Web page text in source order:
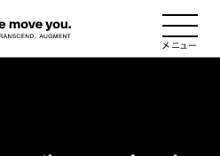
Dreams